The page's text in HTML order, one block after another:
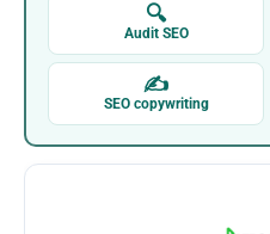
🔍
Audit SEO
✍
SEO copywriting